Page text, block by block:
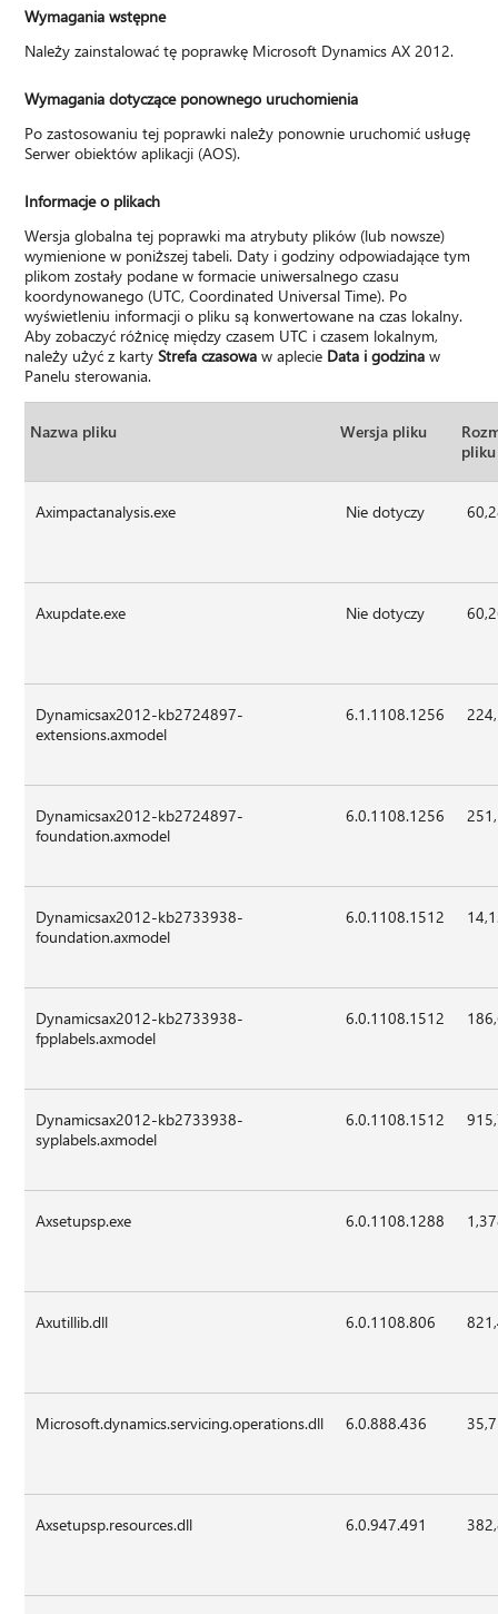
Wymagania wstępne
Należy zainstalować tę poprawkę Microsoft Dynamics AX 2012.
Wymagania dotyczące ponownego uruchomienia
Po zastosowaniu tej poprawki należy ponownie uruchomić usługę
Serwer obiektów aplikacji (AOS).
Informacje o plikach
Wersja globalna tej poprawki ma atrybuty plików (lub nowsze)
wymienione w poniższej tabeli. Daty i godziny odpowiadające tym
plikom zostały podane w formacie uniwersalnego czasu
koordynowanego (UTC, Coordinated Universal Time). Po
wyświetleniu informacji o pliku są konwertowane na czas lokalny.
Aby zobaczyć różnicę między czasem UTC i czasem lokalnym,
należy użyć z kartyStrefa czasowa w aplecie Data i godzina w
Panelu sterowania.
Nazwa pliku Wersja pliku
pliku
Aximpactanalysis.exe Nie dotyczy
Axupdate.exe Nie dotyczy
Dynamicsax2012-kb2724897-
extensions.axmodel
6.1.1108.1256
Dynamicsax2012-kb2724897-
foundation.axmodel
6.0.1108.1256
Dynamicsax2012-kb2733938-
foundation.axmodel
6.0.1108.1512
Dynamicsax2012-kb2733938-
fpplabels.axmodel
6.0.1108.1512
Dynamicsax2012-kb2733938-
syplabels.axmodel
6.0.1108.1512
Axsetupsp.exe 6.0.1108.1288
Axutillib.dll 6.0.1108.806
Microsoft.dynamics.servicing.operations.dll 6.0.888.436
Axsetupsp.resources.dll 6.0.947.491